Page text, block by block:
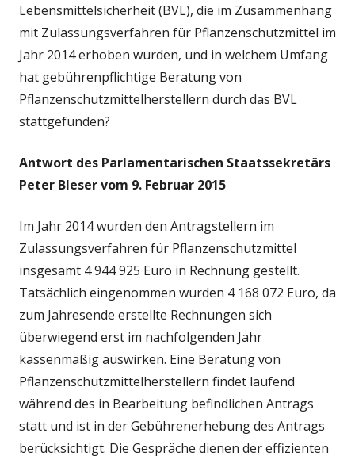
Lebensmittelsicherheit (BVL), die im Zusammenhang
mit Zulassungsverfahren für Pflanzenschutzmittel im
Jahr 2014 erhoben wurden, und in welchem Umfang
hat gebührenpflichtige Beratung von
Pflanzenschutzmittelherstellern durch das BVL
stattgefunden?
Antwort des Parlamentarischen Staatssekretärs
Peter Bleser vom 9. Februar 2015
Im Jahr 2014 wurden den Antragstellern im
Zulassungsverfahren für Pflanzenschutzmittel
insgesamt 4 944 925 Euro in Rechnung gestellt.
Tatsächlich eingenommen wurden 4 168 072 Euro, da
zum Jahresende erstellte Rechnungen sich
überwiegend erst im nachfolgenden Jahr
kassenmäßig auswirken. Eine Beratung von
Pflanzenschutzmittelherstellern findet laufend
während des in Bearbeitung befindlichen Antrags
statt und ist in der Gebührenerhebung des Antrags
berücksichtigt. Die Gespräche dienen der effizienten